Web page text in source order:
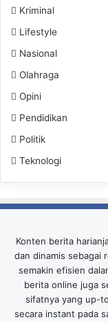
Kriminal
Lifestyle
Nasional
Olahraga
Opini
Pendidikan
Politik
Teknologi
Konten berita
dan dinamis sebagai
semakin efisien
berita online juga
sifatnya yang up-
secara instant pada